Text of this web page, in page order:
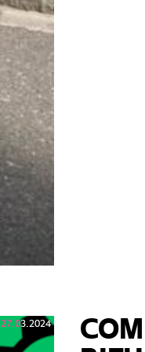
27.03.2024